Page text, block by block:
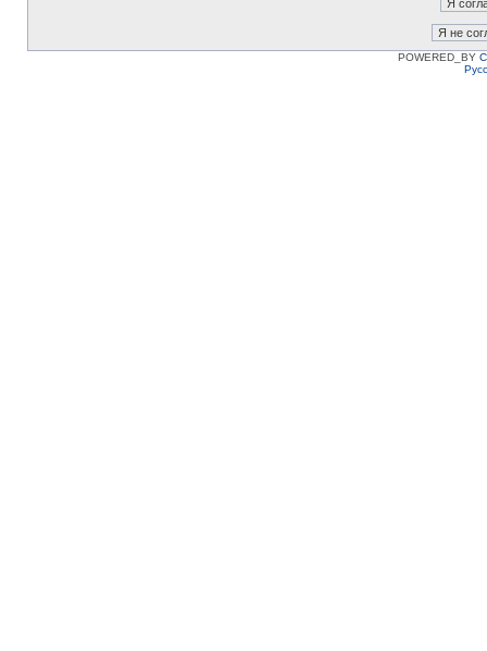
POWERED_BY